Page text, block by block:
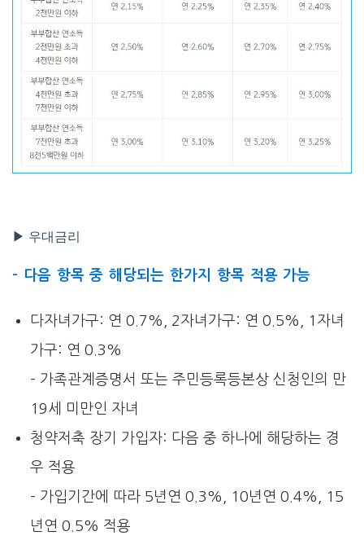
▶ 우대금리
– 다음 항목 중 해당되는 한가지 항목 적용 가능
다자녀가구: 연 0.7%, 2자녀가구: 연 0.5%, 1자녀
가구: 연 0.3%
– 가족관계증명서 또는 주민등록등본상 신청인의 만
19세 미만인 자녀
청약저축 장기 가입자: 다음 중 하나에 해당하는 경
우 적용
– 가입기간에 따라 5년연 0.3%, 10년연 0.4%, 15
년연 0.5% 적용